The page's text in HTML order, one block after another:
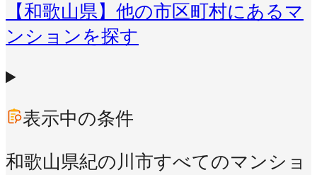
【和歌山県】他の市区町村にあるマ
ンションを探す
表示中の条件
和歌山県紀の川市すべてのマンショ